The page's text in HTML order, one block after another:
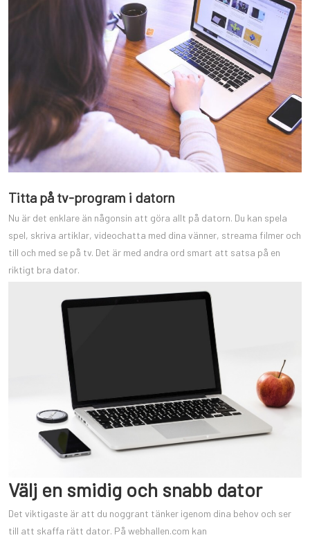
Titta på tv-program i datorn
Nu är det enklare än någonsin att göra allt på datorn. Du kan spela
spel, skriva artiklar, videochatta med dina vänner, streama filmer och
till och med se på tv. Det är med andra ord smart att satsa på en
riktigt bra dator.
Välj en smidig och snabb dator
Det viktigaste är att du noggrant tänker igenom dina behov och ser
till att skaffa rätt dator. På webhallen.com kan